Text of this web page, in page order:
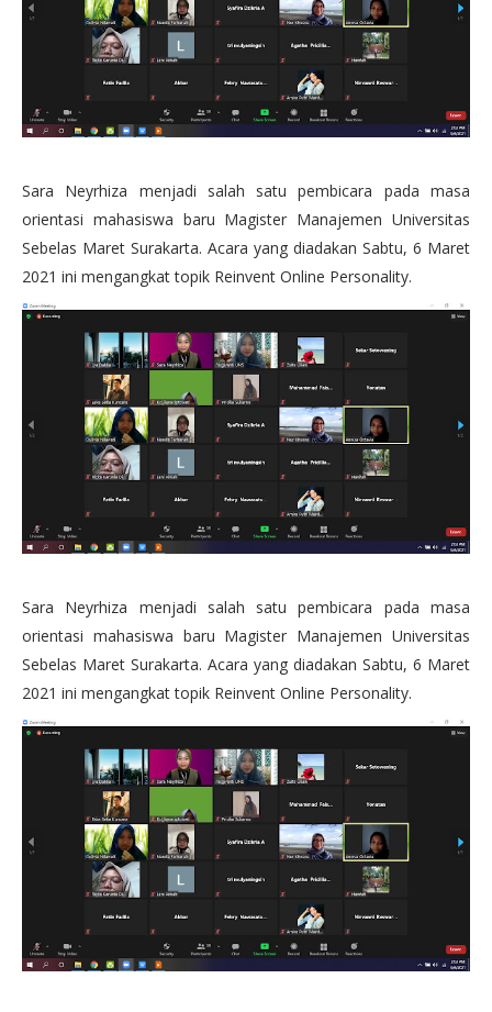
Sara Neyrhiza menjadi salah satu pembicara pada masa
orientasi mahasiswa baru Magister Manajemen Universitas
Sebelas Maret Surakarta. Acara yang diadakan Sabtu, 6 Maret
2021 ini mengangkat topik Reinvent Online Personality.
Sara Neyrhiza menjadi salah satu pembicara pada masa
orientasi mahasiswa baru Magister Manajemen Universitas
Sebelas Maret Surakarta. Acara yang diadakan Sabtu, 6 Maret
2021 ini mengangkat topik Reinvent Online Personality.